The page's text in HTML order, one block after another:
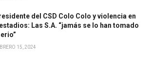
del CSD Colo Colo y violencia en
Las S.A. “jamás se lo han tomado
15, 2024